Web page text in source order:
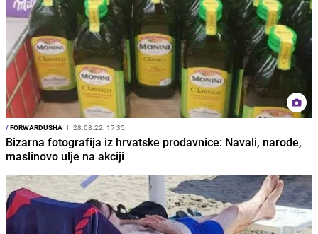
/FORWARDUSHA I 28.08.22. 17:35
Bizarna fotografija iz hrvatske prodavnice: Navali, narode,
maslinovo ulje na akciji